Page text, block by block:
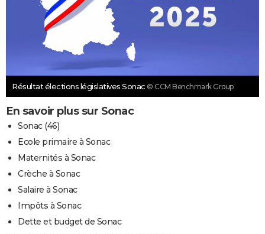
Résultat élections législatives Sonac © CCM Benchmark Group
En savoir plus sur Sonac
Sonac (46)
Ecole primaire à Sonac
Maternités à Sonac
Crèche à Sonac
Salaire à Sonac
Impôts à Sonac
Dette et budget de Sonac